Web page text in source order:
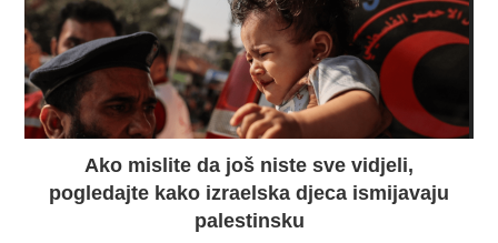
Ako mislite da još niste sve vidjeli,
pogledajte kako izraelska djeca ismijavaju
palestinsku